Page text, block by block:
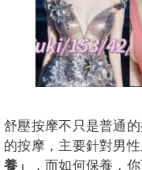
舒壓按摩不只是普通
的按摩，主要針對男
養」
，而如何保養，